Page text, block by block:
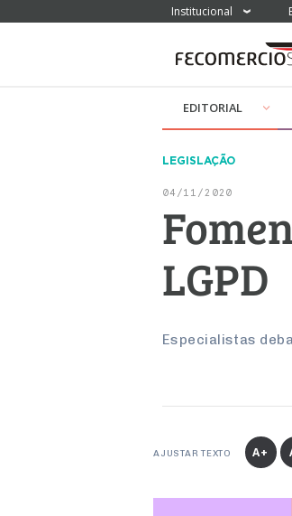
Institucional
EDITORIAL
LEGISLAÇÃO
04/11/2020
LGPD
Especialistas
AJUSTAR TEXTO A+